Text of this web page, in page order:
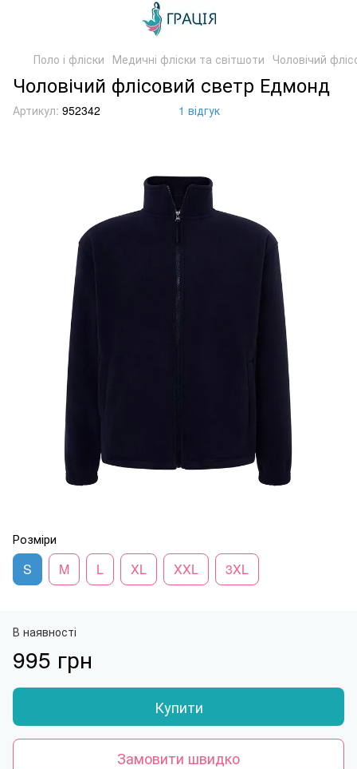
Поло і фліски Медичні фліски та світшоти Чоловічий
Чоловічий флісовий светр Едмонд
Артикул: 952342 1 відгук
Розміри
S M L XL XXL 3XL
В наявності
995 грн
Купити
Замовити швидко